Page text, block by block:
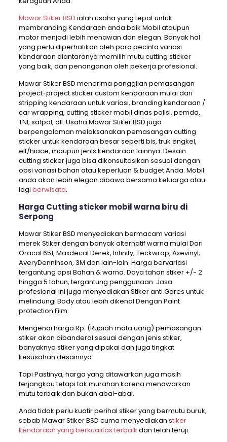
Mawar Stiker BSD ialah usaha yang tepat untuk
membranding Kendaraan anda baik Mobil ataupun
motor menjadi lebih menawan dan elegan. Banyak hal
yang perlu diperhatikan oleh para pecinta variasi
kendaraan diantaranya memilih mutu cutting sticker
yang baik, dan penanganan oleh pekerja profesional.
Mawar Stiker BSD menerima panggilan pemasangan
project-project sticker custom kendaraan mulai dari
stripping kendaraan untuk variasi, branding kendaraan /
car wrapping, cutting sticker mobil dinas polisi, pemda,
TNI, satpol, dll. Usaha Mawar Stiker BSD juga
berpengalaman melaksanakan pemasangan cutting
sticker untuk kendaraan besar seperti bis, truk engkel,
elf/hiace, maupun jenis kendaraan lainnya. Desain
cutting sticker juga bisa dikonsultasikan sesuai dengan
opsi variasi bahan atau keperluan & budget Anda. Mobil
anda akan lebih elegan dibawa bersama keluarga atau
lagi berwisata.
Harga Cutting sticker mobil warna biru di
Serpong
Mawar Stiker BSD menyediakan bermacam variasi
merek Stiker dengan banyak alternatif warna mulai Dari
Oracal 651, Maxdecal Derek, Infinity, Teckwrap, Axevinyl,
AveryDenninson, 3M dan lain-lain. Harga bervariasi
tergantung opsi Bahan & warna. Daya tahan stiker +/- 2
hingga 5 tahun, tergantung penggunaan. Jasa
profesional ini juga menyediakan Stiker anti Gores untuk
melindungi Body atau lebih dikenal Dengan Paint
protection Film.
Mengenai harga Rp. (Rupiah mata uang) pemasangan
stiker akan dibanderol sesuai dengan jenis stiker,
banyaknya stiker yang dipakai dan juga tingkat
kesusahan desainnya.
Tapi Pastinya, harga yang ditawarkan juga masih
terjangkau tetapi tak murahan karena menawarkan
mutu terbaik dan bukan abal-abal.
Anda tidak perlu kuatir perihal stiker yang bermutu buruk,
sebab Mawar Stiker BSD cuma menyediakan stiker
kendaraan yang berkualitas terbaik dan telah teruji.